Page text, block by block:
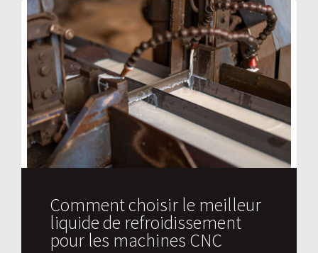
Comment choisir le meilleur
liquide de refroidissement
pour les machines CNC